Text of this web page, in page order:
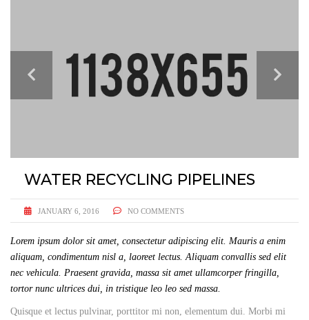
WATER RECYCLING PIPELINES
JANUARY 6, 2016 NO COMMENTS
Lorem ipsum dolor sit amet, consectetur adipiscing elit. Mauris a enim
aliquam, condimentum nisl a, laoreet lectus. Aliquam convallis sed elit
nec vehicula. Praesent gravida, massa sit amet ullamcorper fringilla,
tortor nunc ultrices dui, in tristique leo leo sed massa.
Quisque et lectus pulvinar, porttitor mi non, elementum dui. Morbi mi